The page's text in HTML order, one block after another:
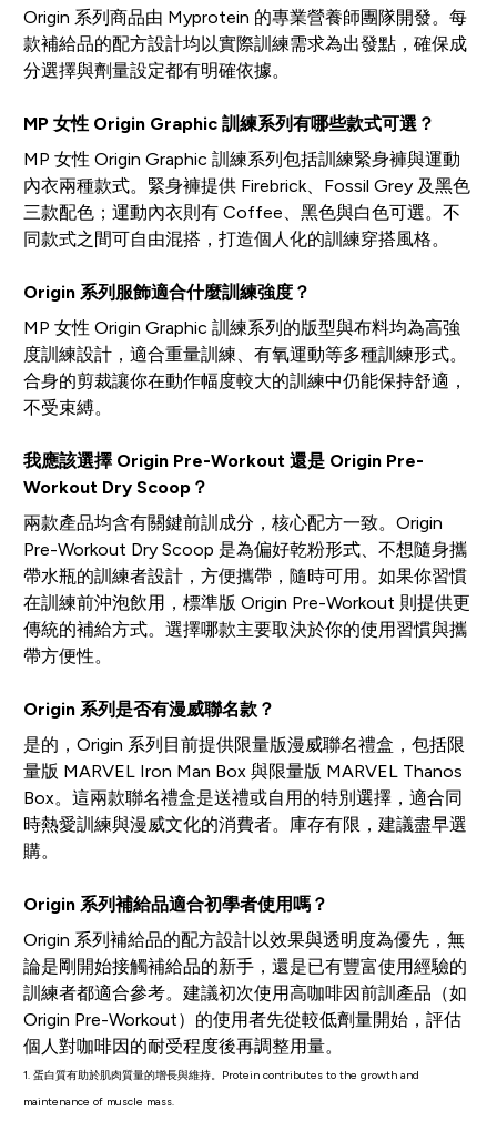
Origin 系列商品由 Myprotein 的專業營養師團隊開發。每
款補給品的配方設計均以實際訓練需求為出發點，確保成
分選擇與劑量設定都有明確依據。
MP 女性 Origin Graphic 訓練系列有哪些款式可選？
MP 女性 Origin Graphic 訓練系列包括訓練緊身褲與運動
內衣兩種款式。緊身褲提供 Firebrick、Fossil Grey 及黑色
三款配色；運動內衣則有 Coffee、黑色與白色可選。不
同款式之間可自由混搭，打造個人化的訓練穿搭風格。
Origin 系列服飾適合什麼訓練強度？
MP 女性 Origin Graphic 訓練系列的版型與布料均為高強
度訓練設計，適合重量訓練、有氧運動等多種訓練形式。
合身的剪裁讓你在動作幅度較大的訓練中仍能保持舒適，
不受束縛。
我應該選擇 Origin Pre-Workout 還是 Origin Pre-
Workout Dry Scoop？
兩款產品均含有關鍵前訓成分，核心配方一致。Origin
Pre-Workout Dry Scoop 是為偏好乾粉形式、不想隨身攜
帶水瓶的訓練者設計，方便攜帶，隨時可用。如果你習慣
在訓練前沖泡飲用，標準版 Origin Pre-Workout 則提供更
傳統的補給方式。選擇哪款主要取決於你的使用習慣與攜
帶方便性。
Origin 系列是否有漫威聯名款？
是的，Origin 系列目前提供限量版漫威聯名禮盒，包括限
量版 MARVEL Iron Man Box 與限量版 MARVEL Thanos
Box。這兩款聯名禮盒是送禮或自用的特別選擇，適合同
時熱愛訓練與漫威文化的消費者。庫存有限，建議盡早選
購。
Origin 系列補給品適合初學者使用嗎？
Origin 系列補給品的配方設計以效果與透明度為優先，無
論是剛開始接觸補給品的新手，還是已有豐富使用經驗的
訓練者都適合參考。建議初次使用高咖啡因前訓產品（如
Origin Pre-Workout）的使用者先從較低劑量開始，評估
個人對咖啡因的耐受程度後再調整用量。
1. 蛋白質有助於肌肉質量的增長與維持。Protein contributes to the growth and
maintenance of muscle mass.